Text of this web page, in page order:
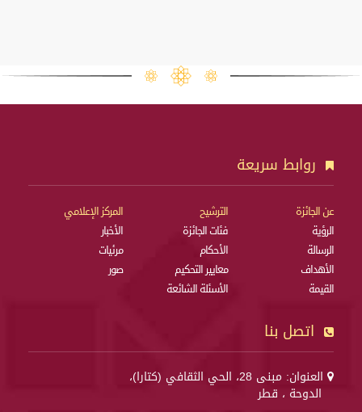
روابط سريعة
عن الجائزة
الرؤية
الرسالة
الأهداف
القيمة
الترشيح
فئات الجائزة
الأحكام
معايير التحكيم
الأسئلة الشائعة
المركز الإعلامي
الأخبار
مرئيات
صور
اتصل بنا
العنوان: مبنى 28، الحي الثقافي (كتارا)،
الدوحة ، قطر